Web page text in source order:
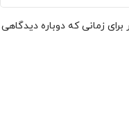
زمانی که دوباره دیدگاهی